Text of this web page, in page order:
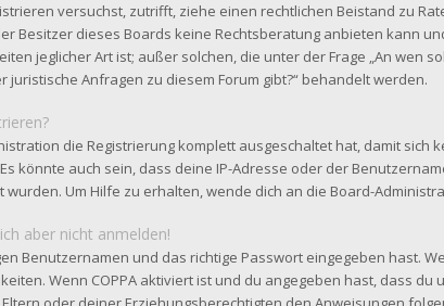
versuchst, zutrifft, ziehe einen rechtlichen Beistand zu
Besitzer dieses Boards keine Rechtsberatung anbieten kann
jeglicher Art ist; außer solchen, die unter der Frage „An wen
Anfragen zu diesem Forum gibt?“ behandelt werden.
die Registrierung komplett ausgeschaltet hat, damit sich
könnte auch sein, dass deine IP-Adresse oder der
Um Hilfe zu erhalten, wende dich an die Board-
aber nicht anmelden!
Benutzernamen und das richtige Passwort eingegeben hast.
Wenn COPPA aktiviert ist und du angegeben hast, dass du